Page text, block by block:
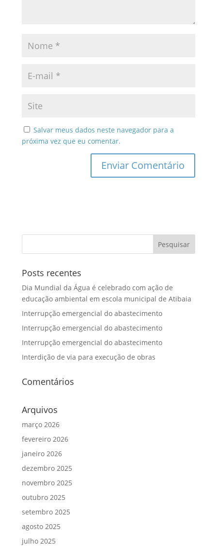
Salvar meus dados neste navegador para a
próxima vez que eu comentar.
Posts recentes
Dia Mundial da Água é celebrado com ação de
educação ambiental em escola municipal de Atibaia
Interrupção emergencial do abastecimento
Interrupção emergencial do abastecimento
Interrupção emergencial do abastecimento
Interdição de via para execução de obras
Comentários
Arquivos
março 2026
fevereiro 2026
janeiro 2026
dezembro 2025
novembro 2025
outubro 2025
setembro 2025
agosto 2025
julho 2025